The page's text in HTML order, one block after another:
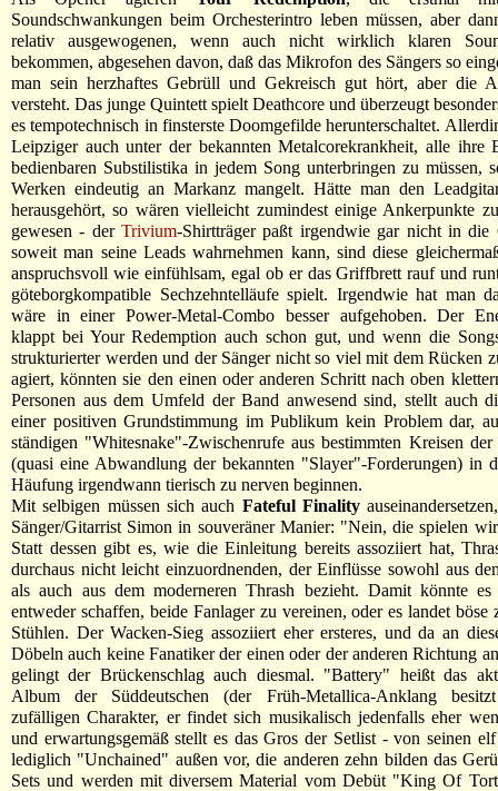
Soundschwankungen beim Orchesterintro leben müssen, aber
relativ ausgewogenen, wenn auch nicht wirklich klaren
bekommen, abgesehen davon, daß das Mikrofon des Sängers so
man sein herzhaftes Gebrüll und Gekreisch gut hört, aber die
versteht. Das junge Quintett spielt Deathcore und überzeugt
es tempotechnisch in finsterste Doomgefilde herunterschaltet.
Leipziger auch unter der bekannten Metalcorekrankheit, alle ihre
bedienbaren Substilistika in jedem Song unterbringen zu müssen,
Werken eindeutig an Markanz mangelt. Hätte man den
herausgehört, so wären vielleicht zumindest einige Ankerpunkte
gewesen - derTrivium-Shirtträger paßt irgendwie gar nicht in die
soweit man seine Leads wahrnehmen kann, sind diese
anspruchsvoll wie einfühlsam, egal ob er das Griffbrett rauf und
göteborgkompatible Sechzehntelläufe spielt. Irgendwie hat man
wäre in einer Power-Metal-Combo besser aufgehoben. Der
klappt bei Your Redemption auch schon gut, und wenn die
strukturierter werden und der Sänger nicht so viel mit dem Rücken
agiert, könnten sie den einen oder anderen Schritt nach oben
Personen aus dem Umfeld der Band anwesend sind, stellt auch
einer positiven Grundstimmung im Publikum kein Problem dar,
ständigen "Whitesnake"-Zwischenrufe aus bestimmten Kreisen der
(quasi eine Abwandlung der bekannten "Slayer"-Forderungen) in
Häufung irgendwann tierisch zu nerven beginnen.
Mit selbigen müssen sich auch Fateful Finality
Sänger/Gitarrist Simon in souveräner Manier: "Nein, die spielen
Statt dessen gibt es, wie die Einleitung bereits assoziiert hat,
durchaus nicht leicht einzuordnenden, der Einflüsse sowohl aus
als auch aus dem moderneren Thrash bezieht. Damit könnte es
entweder schaffen, beide Fanlager zu vereinen, oder es landet böse
Stühlen. Der Wacken-Sieg assoziiert eher ersteres, und da an
Döbeln auch keine Fanatiker der einen oder der anderen Richtung
gelingt der Brückenschlag auch diesmal. "Battery" heißt das
Album der Süddeutschen (der Früh-Metallica-Anklang
zufälligen Charakter, er findet sich musikalisch jedenfalls eher
und erwartungsgemäß stellt es das Gros der Setlist - von seinen
lediglich "Unchained" außen vor, die anderen zehn bilden das
Sets und werden mit diversem Material vom Debüt "King Of